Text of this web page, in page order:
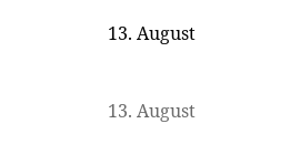
13. August
13. August